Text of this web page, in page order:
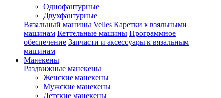
Однофантурные
Двухфантурные
Вязальный машины Velles Каретки к взяльными
машинам Кеттельные машины Программное
обеспечение Запчасти и аксессуары к вязальным
машинам
Манекены
Раздвижные манекены
Женские манекены
Мужские манекены
Детские манекены